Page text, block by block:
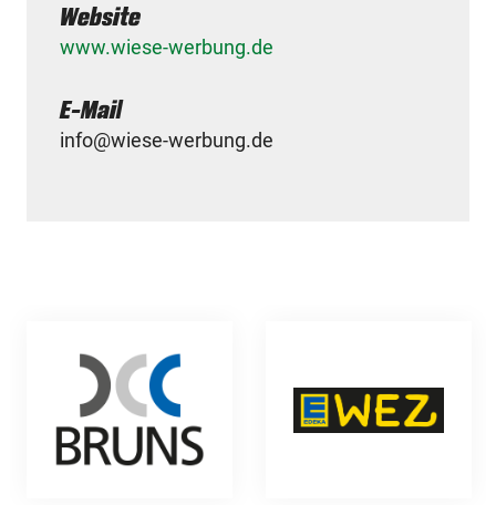
Website
www.wiese-werbung.de
E-Mail
info@wiese-werbung.de